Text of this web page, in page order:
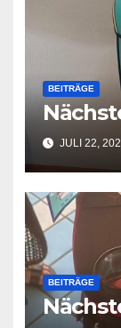
BEITRÄGE
JULI 22,
BEITRÄGE